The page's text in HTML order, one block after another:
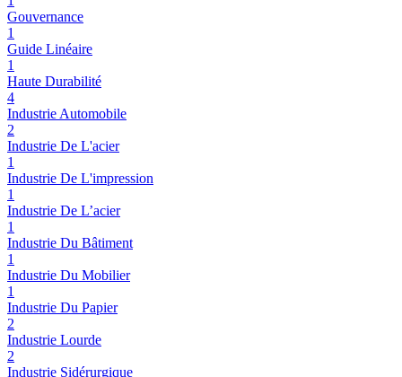
Gouvernance
1
Guide Linéaire
1
Haute Durabilité
4
Industrie Automobile
2
Industrie De L'acier
1
Industrie De L'impression
1
Industrie De L’acier
1
Industrie Du Bâtiment
1
Industrie Du Mobilier
1
Industrie Du Papier
2
Industrie Lourde
2
Industrie Sidérurgique